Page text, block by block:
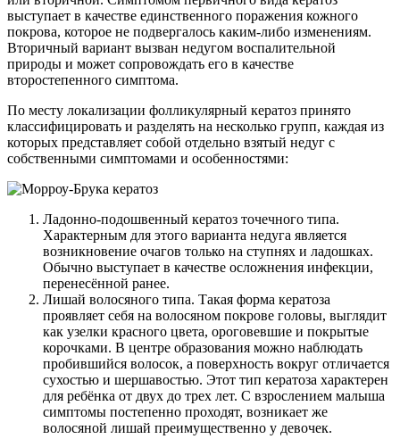
выступает в качестве единственного поражения кожного
покрова, которое не подвергалось каким-либо изменениям.
Вторичный вариант вызван недугом воспалительной
природы и может сопровождать его в качестве
второстепенного симптома.
По месту локализации фолликулярный кератоз принято
классифицировать и разделять на несколько групп, каждая из
которых представляет собой отдельно взятый недуг с
собственными симптомами и особенностями:
Ладонно-подошвенный кератоз точечного типа.
Характерным для этого варианта недуга является
возникновение очагов только на ступнях и ладошках.
Обычно выступает в качестве осложнения инфекции,
перенесённой ранее.
Лишай волосяного типа. Такая форма кератоза
проявляет себя на волосяном покрове головы, выглядит
как узелки красного цвета, ороговевшие и покрытые
корочками. В центре образования можно наблюдать
пробившийся волосок, а поверхность вокруг отличается
сухостью и шершавостью. Этот тип кератоза характерен
для ребёнка от двух до трех лет. С взрослением малыша
симптомы постепенно проходят, возникает же
волосяной лишай преимущественно у девочек.